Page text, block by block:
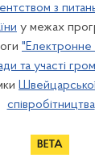
з
у межах
"Електронне
та участі
співробітництва